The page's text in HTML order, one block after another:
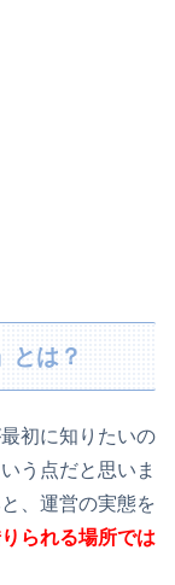
とは？
初に知りたいの
う点だと思いま
、運営の実態を
られる場所では